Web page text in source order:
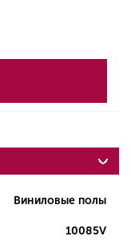
Виниловые полы
10085V